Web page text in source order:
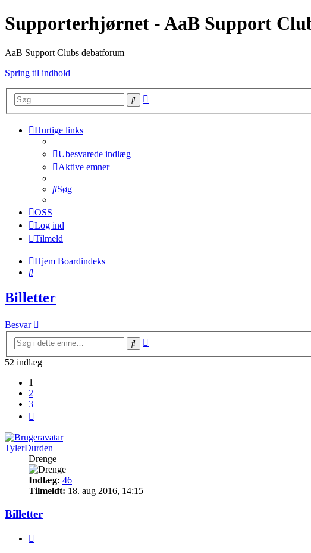
Supporterhjørnet - AaB Support
AaB Support Clubs debatforum
Spring til indhold
Søg
Hurtige links
Ubesvarede indlæg
Aktive emner
Søg
OSS
Log ind
Tilmeld
Hjem Boardindeks
Søg
Billetter
Besvar
Søg
52 indlæg
1
2
3
TylerDurden
Drenge
Indlæg: 46
Tilmeldt: 18. aug 2016, 14:15
Billetter